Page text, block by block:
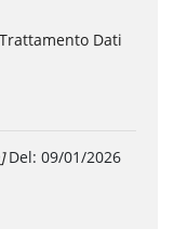
Dati
Del: 09/01/2026